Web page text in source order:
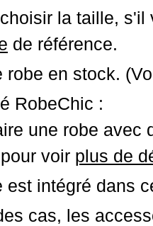
la taille,
de référence.
robe en stock.
RobeChic :
une robe
voir plus de
est intégré dans
cas, les